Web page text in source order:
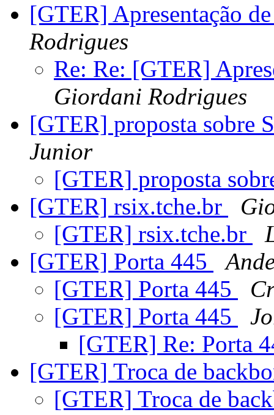
[GTER] Apresentação
Rodrigues
Re: Re: [GTER]
Giordani Rodrigues
[GTER] proposta sobre
Junior
[GTER] proposta
[GTER] rsix.tche.br
[GTER] rsix.tche.br
[GTER] Porta 445
[GTER] Porta 445
[GTER] Porta 445
[GTER] Re: Porta
[GTER] Troca de
[GTER] Troca de